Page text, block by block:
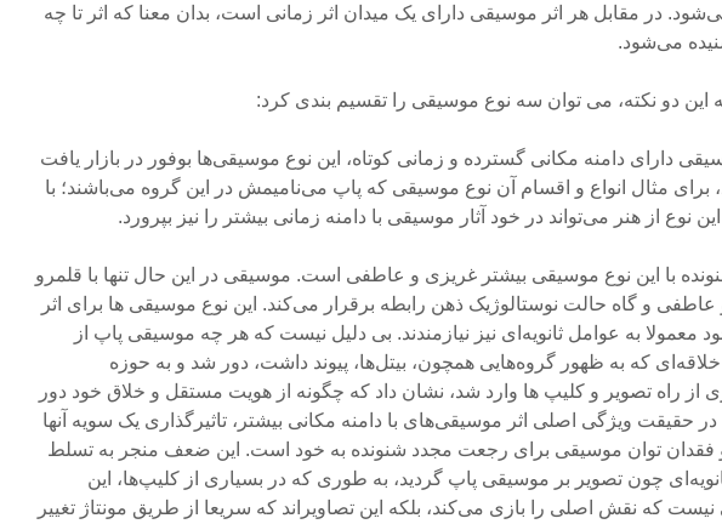
در مقابل هر اثر موسیقی دارای یک میدان اثر زمانی است، بدان معنا که اثر تا چه
می‌شود.
این دو نکته، می توان سه نوع موسیقی را تقسیم بندی کرد:
دارای دامنه مکانی گسترده و زمانی کوتاه، این نوع موسیقی‌ها بوفور در بازار یافت
برای مثال انواع و اقسام آن نوع موسیقی که پاپ می‌نامیمش در این گروه می‌باشند؛ با
نوع از هنر می‌تواند در خود آثار موسیقی با دامنه زمانی بیشتر را نیز بپرورد.
با این نوع موسیقی بیشتر غریزی و عاطفی است. موسیقی در این حال تنها با قلمرو
و گاه حالت نوستالوژیک ذهن رابطه برقرار می‌کند. این نوع موسیقی ها برای اثر
معمولا به عوامل ثانویه‌ای نیز نیازمندند. بی دلیل نیست که هر چه موسیقی پاپ از
که به ظهور گروه‌هایی همچون، بیتل‌ها، پیوند داشت، دور شد و به حوزه
از راه تصویر و کلیپ ها وارد شد، نشان داد که چگونه از هویت مستقل و خلاق خود دور
حقیقت ویژگی اصلی اثر موسیقی‌های با دامنه مکانی بیشتر، تاثیرگذاری یک سویه آنها
فقدان توان موسیقی برای رجعت مجدد شنونده به خود است. این ضعف منجر به تسلط
چون تصویر بر موسیقی پاپ گردید، به طوری که در بسیاری از کلیپ‌ها، این
که نقش اصلی را بازی می‌کند، بلکه این تصاویراند که سریعا از طریق مونتاژ تغییر